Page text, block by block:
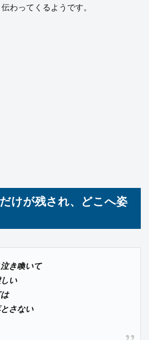
わってくるようです。
けが残され、どこへ姿
き喚いて
い
さない